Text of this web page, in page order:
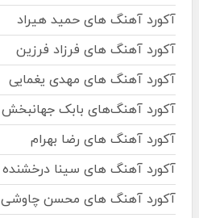
آکورد آهنگ های حمید هیراد
آکورد آهنگ های فرزاد فرزین
آکورد آهنگ های مهدی یغمایی
آکورد آهنگ‌های بابک جهانبخش
آکورد آهنگ های رضا بهرام
آکورد آهنگ های سینا درخشنده
آکورد آهنگ های محسن چاوشی